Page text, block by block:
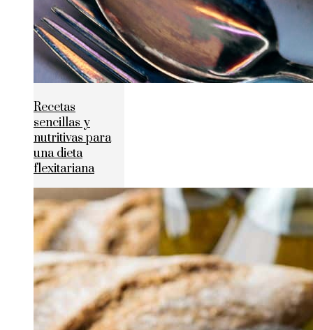
Recetas
sencillas y
nutritivas para
una dieta
flexitariana